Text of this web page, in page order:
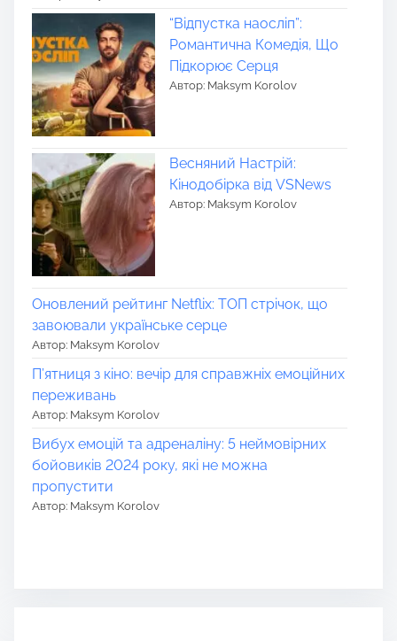
“Відпустка наосліп”:
Романтична Комедія, Що
Підкорює Серця
Автор: Maksym Korolov
Весняний Настрій:
Кінодобірка від VSNews
Автор: Maksym Korolov
Оновлений рейтинг Netflix: ТОП стрічок, що
завоювали українське серце
Автор: Maksym Korolov
П’ятниця з кіно: вечір для справжніх емоційних
переживань
Автор: Maksym Korolov
Вибух емоцій та адреналіну: 5 неймовірних
бойовиків 2024 року, які не можна
пропустити
Автор: Maksym Korolov